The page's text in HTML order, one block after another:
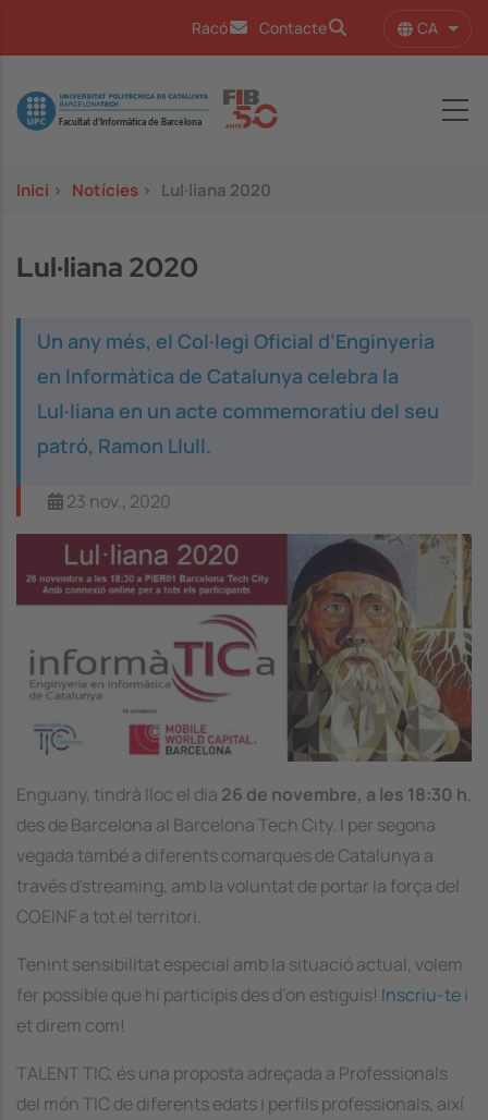
Racó Contacte CA
Image
Inici > Notícies > Lul·liana 2020
Lul·liana 2020
Un any més, el Col·legi Oficial d’Enginyeria
en Informàtica de Catalunya celebra la
Lul·liana en un acte commemoratiu del seu
patró, Ramon Llull.
23 nov., 2020
Image
Enguany, tindrà lloc el dia 26 de novembre, a les 18:30 h,
des de Barcelona al Barcelona Tech City. I per segona
vegada també a diferents comarques de Catalunya a
través d'streaming, amb la voluntat de portar la força del
COEINF a tot el territori.
Tenint sensibilitat especial amb la situació actual, volem
fer possible que hi participis des d’on estiguis! Inscriu-tei
et direm com!
TALENT TIC, és una proposta adreçada a Professionals
del món TIC de diferents edats i perfils professionals, així